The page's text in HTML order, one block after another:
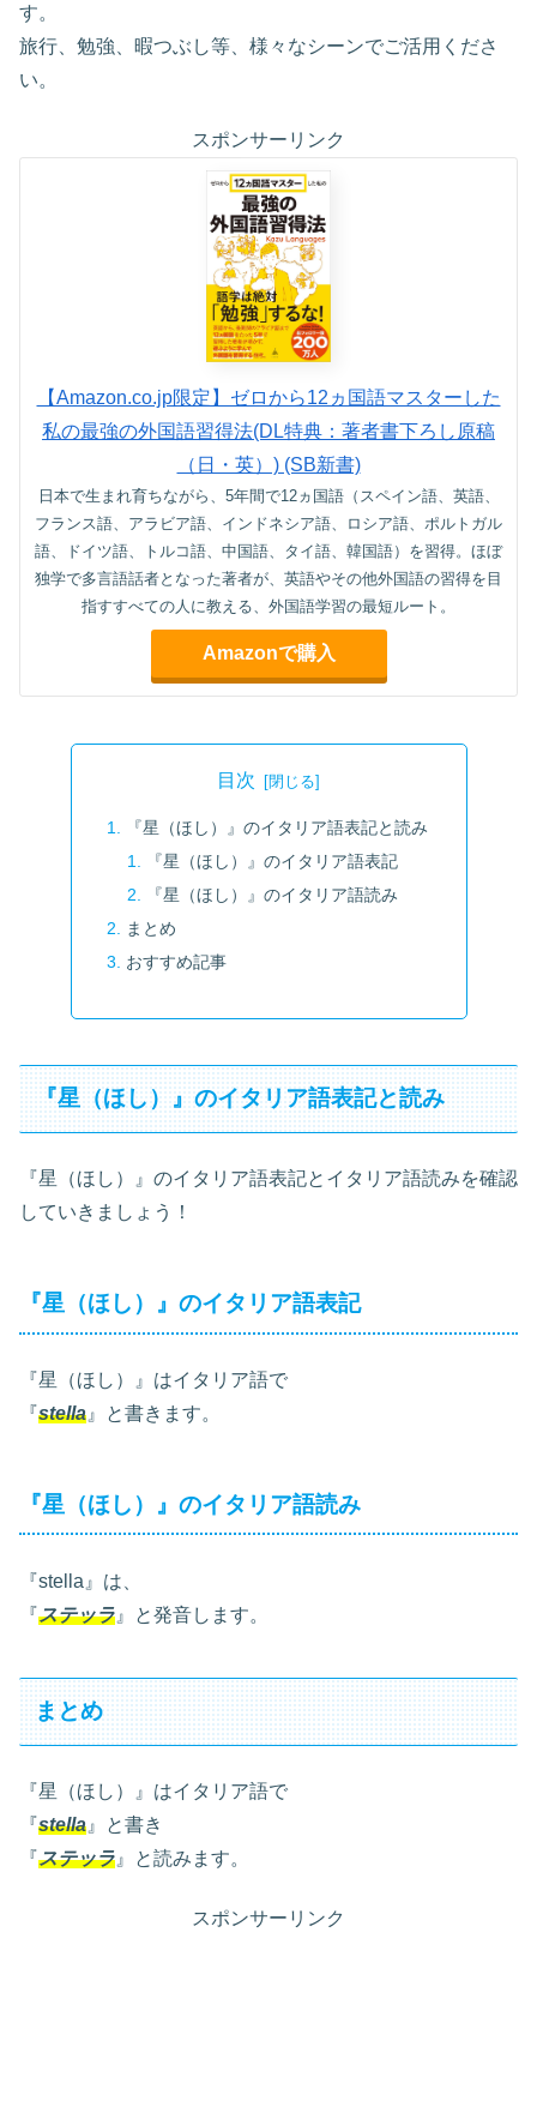
す。
旅行、勉強、暇つぶし等、様々なシーンでご活用くださ
い。
スポンサーリンク
【Amazon.co.jp限定】ゼロから12ヵ国語マスターした
私の最強の外国語習得法(DL特典：著者書下ろし原稿
（日・英）) (SB新書)
日本で生まれ育ちながら、5年間で12ヵ国語（スペイン語、英語、
フランス語、アラビア語、インドネシア語、ロシア語、ポルトガル
語、ドイツ語、トルコ語、中国語、タイ語、韓国語）を習得。ほぼ
独学で多言語話者となった著者が、英語やその他外国語の習得を目
指すすべての人に教える、外国語学習の最短ルート。
Amazonで購入
目次
『星（ほし）』のイタリア語表記と読み
『星（ほし）』のイタリア語表記
『星（ほし）』のイタリア語読み
まとめ
おすすめ記事
『星（ほし）』のイタリア語表記と読み
『星（ほし）』のイタリア語表記とイタリア語読みを確認
していきましょう！
『星（ほし）』のイタリア語表記
『星（ほし）』はイタリア語で
『stella 』と書きます。
『星（ほし）』のイタリア語読み
『stella』は、
『ステッラ 』と発音します。
まとめ
『星（ほし）』はイタリア語で
『stella 』と書き
『ステッラ 』と読みます。
スポンサーリンク